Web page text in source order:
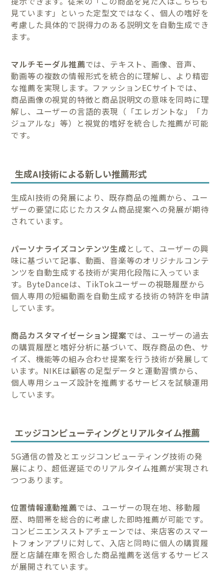
見ています」といった定型文ではなく、個人の嗜好を
考慮した具体的で説得力のある説明文を自動生成でき
ます。
マルチモーダル推薦では、テキスト、画像、音声、
動画等の複数の情報形式を統合的に理解し、より精密
な推薦を実現します。ファッションECサイトでは、
商品画像の視覚的特徴と商品説明文の意味を同時に理
解し、ユーザーの言語的表現（「エレガントな」「カ
ジュアルな」等）と視覚的嗜好を統合した推薦が可能
です。
生成AI技術による新しい推薦形式
生成AI技術の発展により、既存商品の推薦から、ユー
ザーの要望に応じたカスタム商品提案への発展が期待
されています。
パーソナライズコンテンツ生成として、ユーザーの興
味に基づいて記事、動画、音楽等のオリジナルコンテ
ンツを自動生成する技術が実用化段階に入っていま
す。ByteDanceは、TikTokユーザーの視聴履歴から
個人専用の短編動画を自動生成する技術の特許を申請
しています。
商品カスタマイゼーション提案では、ユーザーの過去
の購買履歴と嗜好分析に基づいて、既存商品の色、サ
イズ、機能等の組み合わせ提案を行う技術が発展して
います。NIKEは顧客の足型データと運動習慣から、
個人専用シューズ設計を推薦するサービスを試験運用
しています。
エッジコンピューティングとリアルタイム推薦
5G通信の普及とエッジコンピューティング技術の発
展により、超低遅延でのリアルタイム推薦が実現され
つつあります。
位置情報連動推薦では、ユーザーの現在地、移動履
歴、時間帯を総合的に考慮した即時推薦が可能です。
コンビニエンスストアチェーンでは、来店客のスマー
トフォンアプリに対して、入店と同時に個人の購買履
歴と店舗在庫を照合した商品推薦を送信するサービス
が展開されています。